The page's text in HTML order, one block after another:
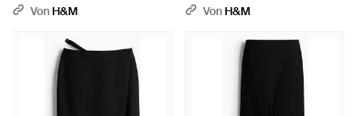
WeißVon H&M
Satinrock - Pink
Von H&M